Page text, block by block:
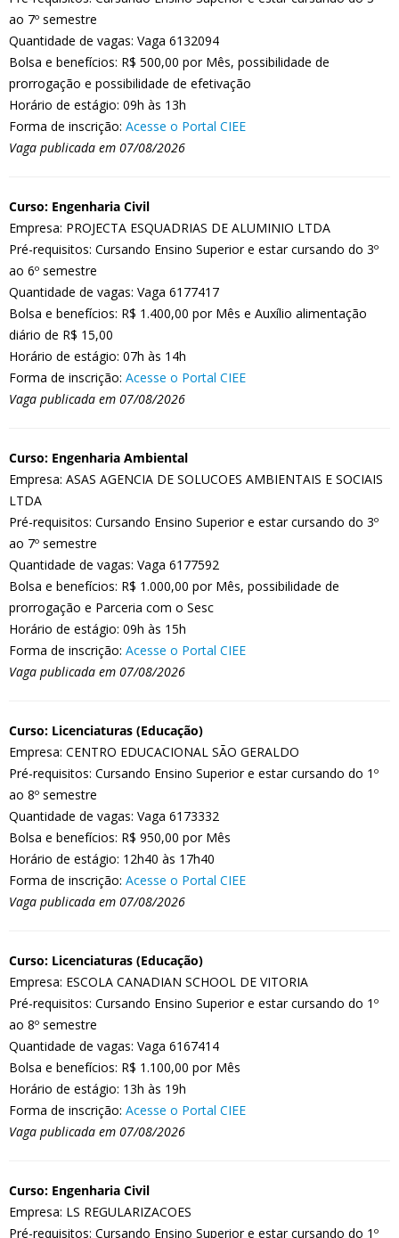
ao 7º semestre
Quantidade de vagas: Vaga 6132094
Bolsa e benefícios: R$ 500,00 por Mês, possibilidade de
prorrogação e possibilidade de efetivação
Horário de estágio: 09h às 13h
Forma de inscrição: Acesse o Portal CIEE
Vaga publicada em 07/08/2026
Curso: Engenharia Civil
Empresa: PROJECTA ESQUADRIAS DE ALUMINIO LTDA
Pré-requisitos: Cursando Ensino Superior e estar cursando do 3º
ao 6º semestre
Quantidade de vagas: Vaga 6177417
Bolsa e benefícios: R$ 1.400,00 por Mês e Auxílio alimentação
diário de R$ 15,00
Horário de estágio: 07h às 14h
Forma de inscrição: Acesse o Portal CIEE
Vaga publicada em 07/08/2026
Curso: Engenharia Ambiental
Empresa: ASAS AGENCIA DE SOLUCOES AMBIENTAIS E SOCIAIS
LTDA
Pré-requisitos: Cursando Ensino Superior e estar cursando do 3º
ao 7º semestre
Quantidade de vagas: Vaga 6177592
Bolsa e benefícios: R$ 1.000,00 por Mês, possibilidade de
prorrogação e Parceria com o Sesc
Horário de estágio: 09h às 15h
Forma de inscrição: Acesse o Portal CIEE
Vaga publicada em 07/08/2026
Curso: Licenciaturas (Educação)
Empresa: CENTRO EDUCACIONAL SÃO GERALDO
Pré-requisitos: Cursando Ensino Superior e estar cursando do 1º
ao 8º semestre
Quantidade de vagas: Vaga 6173332
Bolsa e benefícios: R$ 950,00 por Mês
Horário de estágio: 12h40 às 17h40
Forma de inscrição: Acesse o Portal CIEE
Vaga publicada em 07/08/2026
Curso: Licenciaturas (Educação)
Empresa: ESCOLA CANADIAN SCHOOL DE VITORIA
Pré-requisitos: Cursando Ensino Superior e estar cursando do 1º
ao 8º semestre
Quantidade de vagas: Vaga 6167414
Bolsa e benefícios: R$ 1.100,00 por Mês
Horário de estágio: 13h às 19h
Forma de inscrição: Acesse o Portal CIEE
Vaga publicada em 07/08/2026
Curso: Engenharia Civil
Empresa: LS REGULARIZACOES
Pré-requisitos: Cursando Ensino Superior e estar cursando do 1º